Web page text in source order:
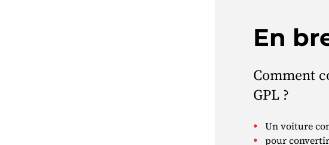
En
Comment
GPL ?
Un voiture
pour